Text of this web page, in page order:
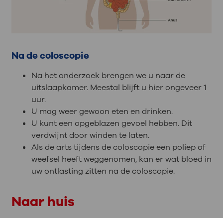
Na de coloscopie
Na het onderzoek brengen we u naar de
uitslaapkamer. Meestal blijft u hier ongeveer 1
uur.
U mag weer gewoon eten en drinken.
U kunt een opgeblazen gevoel hebben. Dit
verdwijnt door winden te laten.
Als de arts tijdens de coloscopie een poliep of
weefsel heeft weggenomen, kan er wat bloed in
uw ontlasting zitten na de coloscopie.
Naar huis